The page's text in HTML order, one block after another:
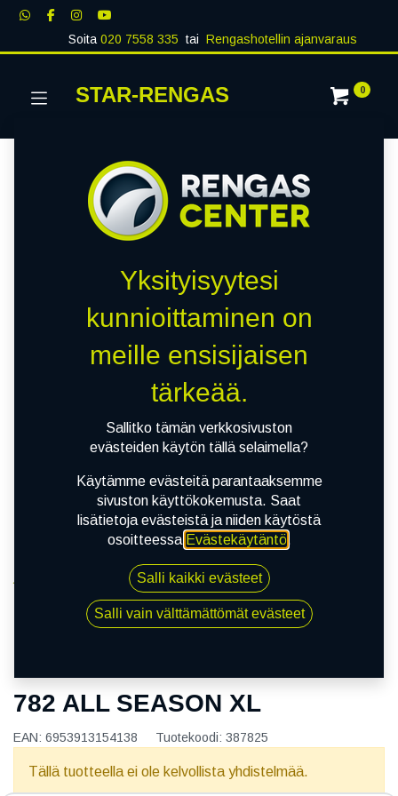
Soita020 7558 335 tai Rengashotellin ajanvaraus
STAR-RENGAS 0
155/80R13 79T OVATION VI-782 ALL SEASON XL
782 ALL SEASON XL
EAN: 6953913154138 Tuotekoodi: 387825
Tällä tuotteella ei ole kelvollista yhdistelmää.
Yksityisyytesi
kunnioittaminen on
meille ensisijaisen
tärkeää.
Sallitko tämän verkkosivuston
evästeiden käytön tällä selaimella?
Käytämme evästeitä parantaaksemme
sivuston käyttökokemusta. Saat
lisätietoja evästeistä ja niiden käytöstä
osoitteessa Evästekäytäntö.
Salli kaikki evästeet
Salli vain välttämättömät evästeet